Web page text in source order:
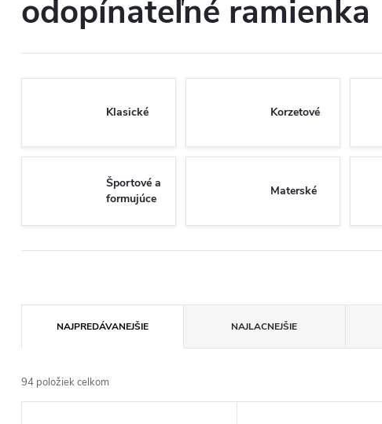
odopínateľné ramienka
Klasické Korzetové
Športové a
formujúce
Materské
a
d
NAJPREDÁVANEJŠIE NAJLACNEJŠIE
94 položiek celkom